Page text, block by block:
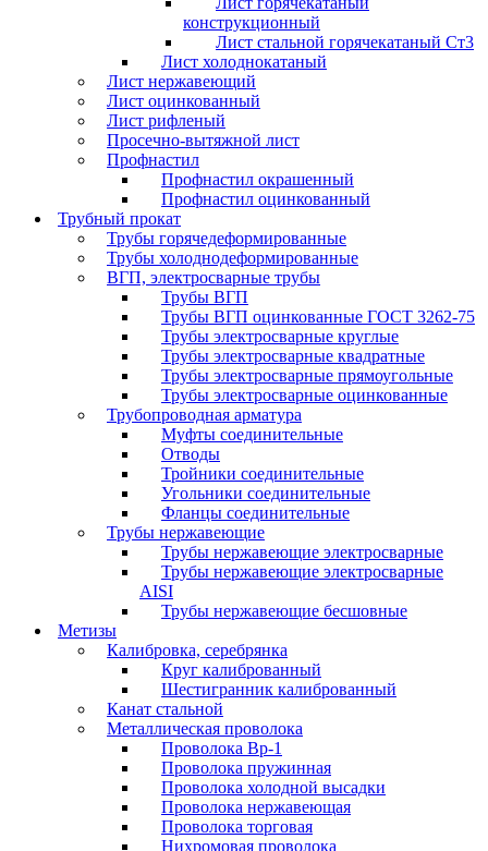
конструкционный
Лист стальной горячекатаный Ст3
Лист холоднокатаный
Лист нержавеющий
Лист оцинкованный
Лист рифленый
Просечно-вытяжной лист
Профнастил
Профнастил окрашенный
Профнастил оцинкованный
Трубный прокат
Трубы горячедеформированные
Трубы холоднодеформированные
ВГП, электросварные трубы
Трубы ВГП
Трубы ВГП оцинкованные ГОСТ 3262-75
Трубы электросварные круглые
Трубы электросварные квадратные
Трубы электросварные прямоугольные
Трубы электросварные оцинкованные
Трубопроводная арматура
Муфты соединительные
Отводы
Тройники соединительные
Угольники соединительные
Фланцы соединительные
Трубы нержавеющие
Трубы нержавеющие электросварные
Трубы нержавеющие электросварные
AISI
Трубы нержавеющие бесшовные
Метизы
Калибровка, серебрянка
Круг калиброванный
Шестигранник калиброванный
Канат стальной
Металлическая проволока
Проволока Вр-1
Проволока пружинная
Проволока холодной высадки
Проволока нержавеющая
Проволока торговая
Нихромовая проволока